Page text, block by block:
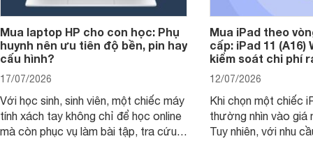
Mua laptop HP cho con học: Phụ
huynh nên ưu tiên độ bền, pin hay
cấu hình?
17/07/2026
Với học sinh, sinh viên, một chiếc máy
tính xách tay không chỉ để học online
mà còn phục vụ làm bài tập, tra cứu,
Mua iPad theo
cấp: iPad 11 (A16)
kiểm soát chi phí
12/07/2026
Khi chọn một chiếc
thường nhìn vào
Tuy nhiên, với nhu